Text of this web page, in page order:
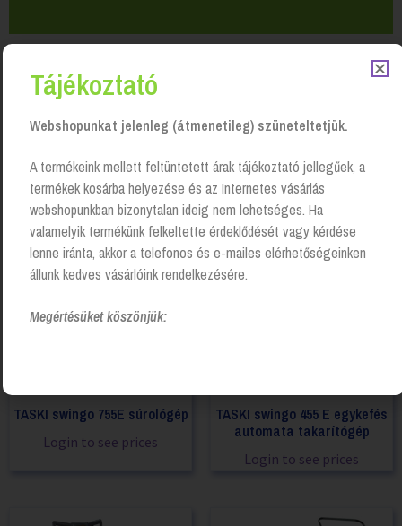
Kapcsolódó Termékek
TASKI swingo 755E súrológép
Login to see prices
TASKI swingo 455 E egykefés
automata takarítógép
Login to see prices
Tájékoztató
Webshopunkat jelenleg (átmenetileg) szüneteltetjük.
A termékeink mellett feltüntetett árak tájékoztató jellegűek, a
termékek kosárba helyezése és az Internetes vásárlás
webshopunkban bizonytalan ideig nem lehetséges. Ha
valamelyik termékünk felkeltette érdeklődését vagy kérdése
lenne iránta, akkor a telefonos és e-mailes elérhetőségeinken
állunk kedves vásárlóink rendelkezésére.
Megértésüket köszönjük: